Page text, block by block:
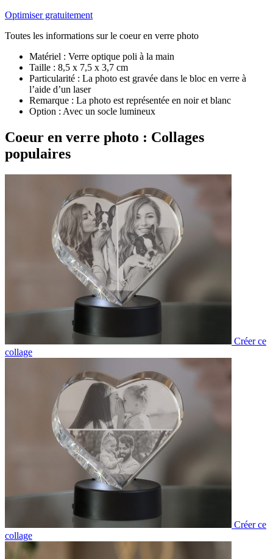
Optimiser gratuitement
Toutes les informations sur le coeur en verre photo
Matériel : Verre optique poli à la main
Taille : 8,5 x 7,5 x 3,7 cm
Particularité : La photo est gravée dans le bloc en verre à
l’aide d’un laser
Remarque : La photo est représentée en noir et blanc
Option : Avec un socle lumineux
Coeur en verre photo : Collages
populaires
Créer ce
collage
Créer ce
collage